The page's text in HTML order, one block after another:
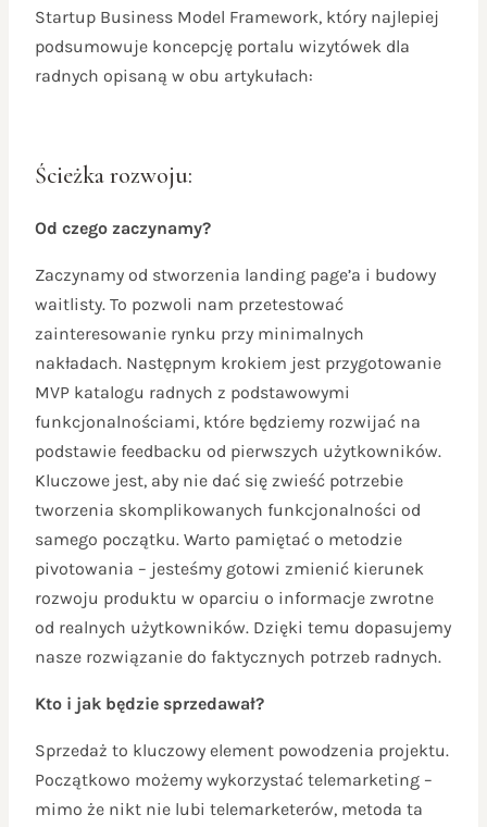
Startup Business Model Framework, który najlepiej
podsumowuje koncepcję portalu wizytówek dla
radnych opisaną w obu artykułach:
Ścieżka rozwoju:
Od czego zaczynamy?
Zaczynamy od stworzenia landing page’a i budowy
waitlisty. To pozwoli nam przetestować
zainteresowanie rynku przy minimalnych
nakładach. Następnym krokiem jest przygotowanie
MVP katalogu radnych z podstawowymi
funkcjonalnościami, które będziemy rozwijać na
podstawie feedbacku od pierwszych użytkowników.
Kluczowe jest, aby nie dać się zwieść potrzebie
tworzenia skomplikowanych funkcjonalności od
samego początku. Warto pamiętać o metodzie
pivotowania – jesteśmy gotowi zmienić kierunek
rozwoju produktu w oparciu o informacje zwrotne
od realnych użytkowników. Dzięki temu dopasujemy
nasze rozwiązanie do faktycznych potrzeb radnych.
Kto i jak będzie sprzedawał?
Sprzedaż to kluczowy element powodzenia projektu.
Początkowo możemy wykorzystać telemarketing –
mimo że nikt nie lubi telemarketerów, metoda ta